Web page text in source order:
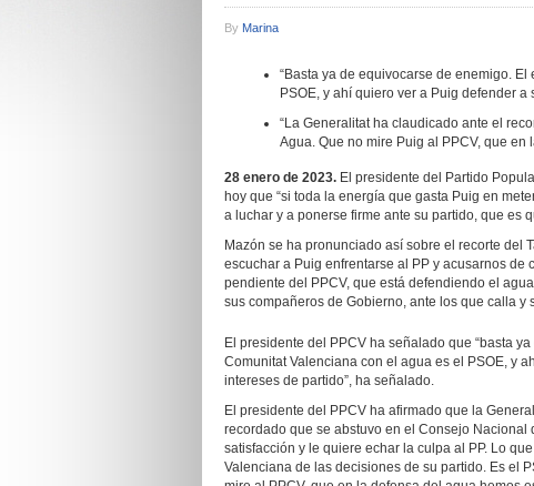
By Marina
“Basta ya de equivocarse de enemigo.
PSOE, y ahí quiero ver a Puig defender
“La Generalitat ha claudicado ante el
Agua. Que no mire Puig al PPCV, que
28 enero de 2023. El presidente del Partido
hoy que “si toda la energía que gasta Puig en
a luchar y a ponerse firme ante su partido, que es
Mazón se ha pronunciado así sobre el recorte del
escuchar a Puig enfrentarse al PP y acusarnos
pendiente del PPCV, que está defendiendo el
sus compañeros de Gobierno, ante los que calla y
El presidente del PPCV ha señalado que “basta
Comunitat Valenciana con el agua es el PSOE, y
intereses de partido”, ha señalado.
El presidente del PPCV ha afirmado que la
recordado que se abstuvo en el Consejo
satisfacción y le quiere echar la culpa al PP. Lo
Valenciana de las decisiones de su partido. Es el